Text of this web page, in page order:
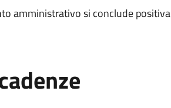
amministrativo si conclude